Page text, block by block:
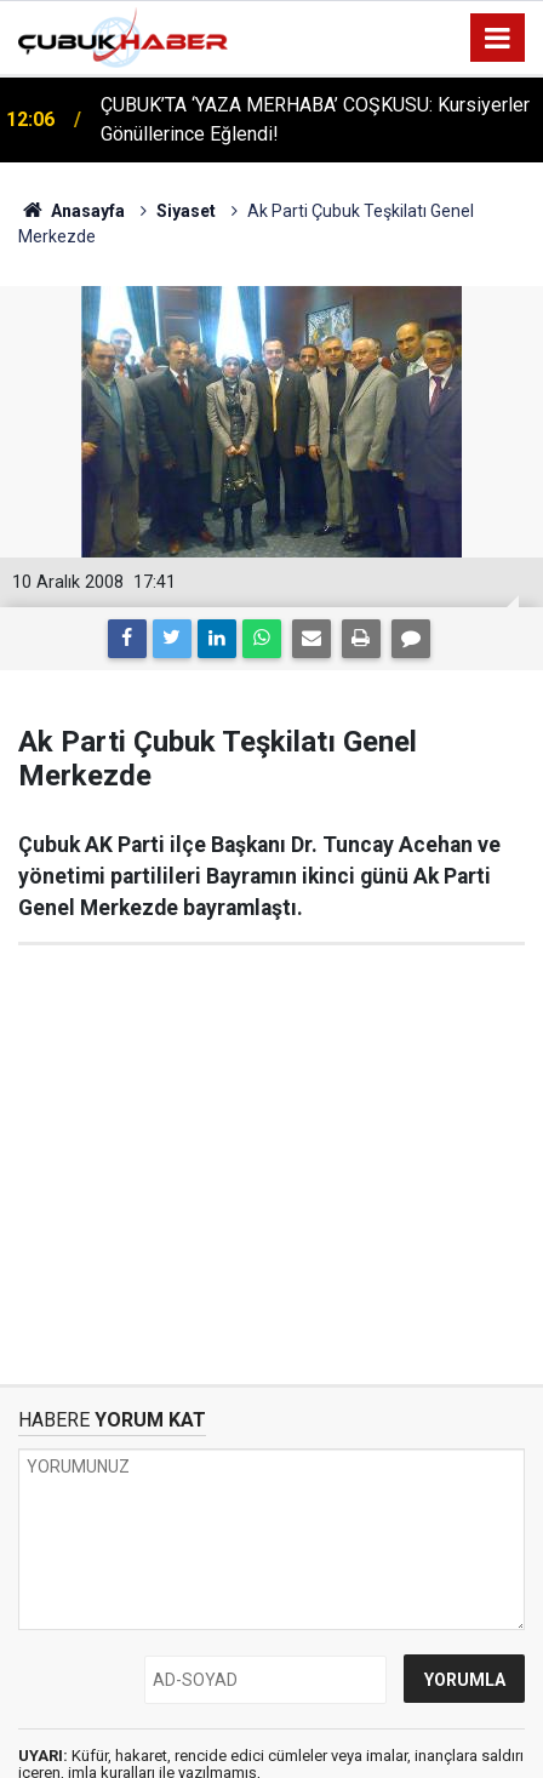
12:06
ÇUBUK’TA ‘YAZA MERHABA’ COŞKUSU: Kursiyerler
Gönüllerince Eğlendi!
Anasayfa Siyaset
Ak Parti Çubuk Teşkilatı Genel
Merkezde
17:41
10 Aralık 2008
Ak Parti Çubuk Teşkilatı Genel
Merkezde
Çubuk AK Parti ilçe Başkanı Dr. Tuncay Acehan ve
yönetimi partilileri Bayramın ikinci günü Ak Parti
Genel Merkezde bayramlaştı.
HABERE YORUM KAT
UYARI: Küfür, hakaret, rencide edici cümleler veya imalar, inançlara saldırı
içeren, imla kuralları ile yazılmamış,